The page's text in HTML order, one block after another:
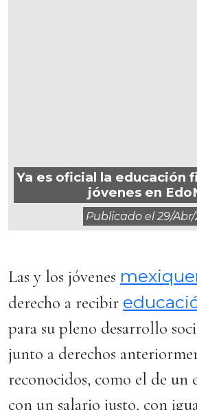
Ya es oficial la educación
jóvenes en
Publicado el29/
Las y los jóvenes
derecho a recibir
para su pleno desarrollo
junto a derechos
reconocidos, como el de un
con un salario justo, con